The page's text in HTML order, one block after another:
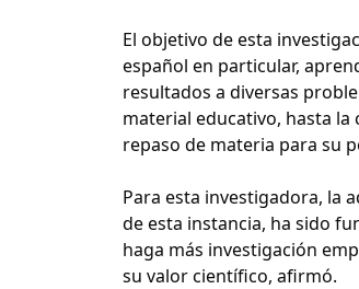
El objetivo de esta
español en particular,
resultados a diversas
material educativo, hasta
repaso de materia para su
Para esta investigadora, la
de esta instancia, ha sido
haga más investigación
su valor científico, afirmó.